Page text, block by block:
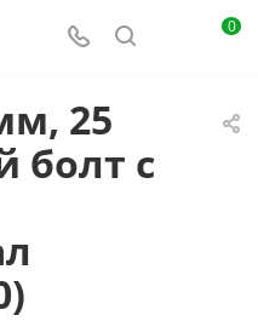
0
25
болт с